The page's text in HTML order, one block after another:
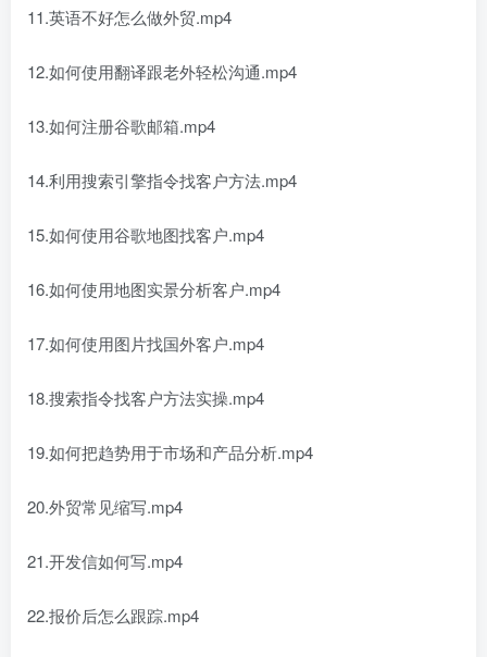
11.英语不好怎么做外贸.mp4
12.如何使用翻译跟老外轻松沟通.mp4
13.如何注册谷歌邮箱.mp4
14.利用搜索引擎指令找客户方法.mp4
15.如何使用谷歌地图找客户.mp4
16.如何使用地图实景分析客户.mp4
17.如何使用图片找国外客户.mp4
18.搜索指令找客户方法实操.mp4
19.如何把趋势用于市场和产品分析.mp4
20.外贸常见缩写.mp4
21.开发信如何写.mp4
22.报价后怎么跟踪.mp4